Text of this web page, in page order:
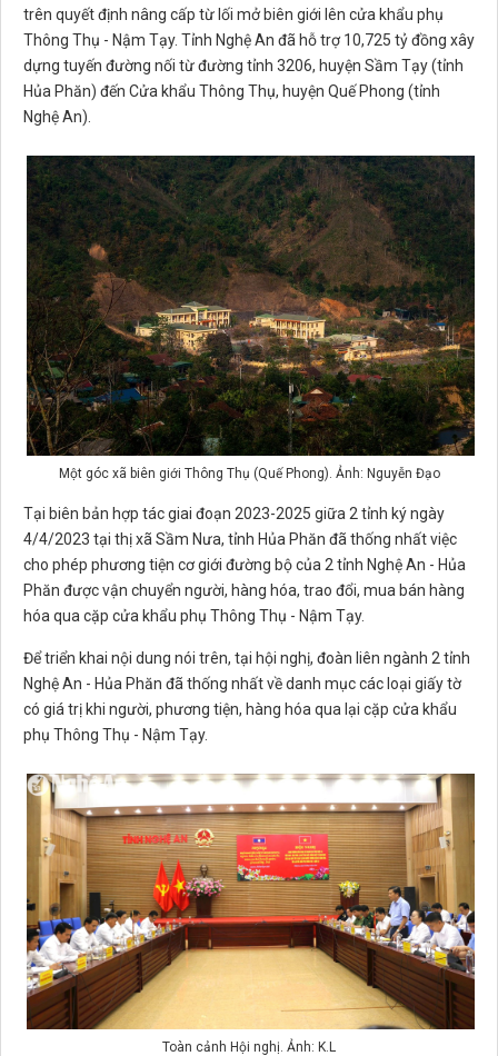
trên quyết định nâng cấp từ lối mở biên giới lên cửa khẩu phụ
Thông Thụ - Nậm Tạy. Tỉnh Nghệ An đã hỗ trợ 10,725 tỷ đồng xây
dựng tuyến đường nối từ đường tỉnh 3206, huyện Sầm Tạy (tỉnh
Hủa Phăn) đến Cửa khẩu Thông Thụ, huyện Quế Phong (tỉnh
Nghệ An).
Một góc xã biên giới Thông Thụ (Quế Phong). Ảnh: Nguyễn Đạo
Tại biên bản hợp tác giai đoạn 2023-2025 giữa 2 tỉnh ký ngày
4/4/2023 tại thị xã Sầm Nưa, tỉnh Hủa Phăn đã thống nhất việc
cho phép phương tiện cơ giới đường bộ của 2 tỉnh Nghệ An - Hủa
Phăn được vận chuyển người, hàng hóa, trao đổi, mua bán hàng
hóa qua cặp cửa khẩu phụ Thông Thụ - Nậm Tạy.
Để triển khai nội dung nói trên, tại hội nghị, đoàn liên ngành 2 tỉnh
Nghệ An - Hủa Phăn đã thống nhất về danh mục các loại giấy tờ
có giá trị khi người, phương tiện, hàng hóa qua lại cặp cửa khẩu
phụ Thông Thụ - Nậm Tạy.
Toàn cảnh Hội nghị. Ảnh: K.L